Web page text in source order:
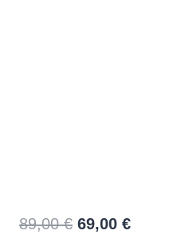
89,00€ El
69,00 €El